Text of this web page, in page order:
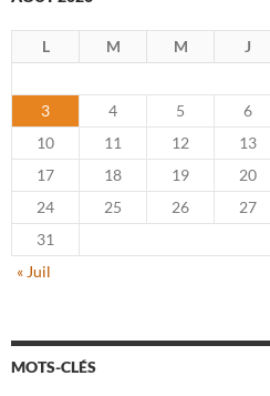
L M M J
3
4 5 6
10
11 12 13
17
18 19 20
24
25 26 27
31
« Juil
MOTS-CLÉS